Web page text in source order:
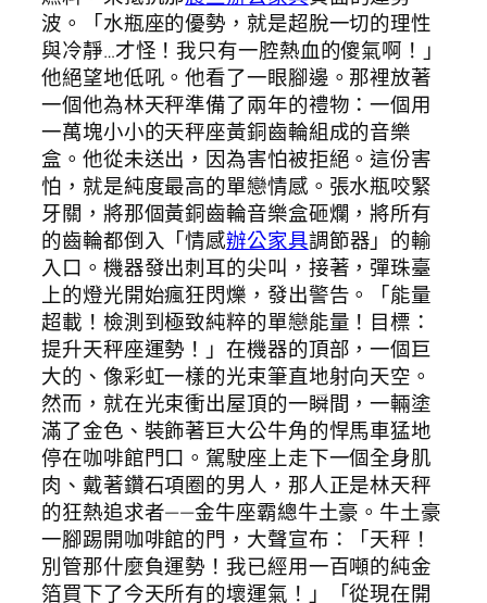
波。「水瓶座的優勢，就是超脫一切的理性
與冷靜…才怪！我只有一腔熱血的傻氣啊！」
他絕望地低吼。他看了一眼腳邊。那裡放著
一個他為林天秤準備了兩年的禮物：一個用
一萬塊小小的天秤座黃銅齒輪組成的音樂
盒。他從未送出，因為害怕被拒絕。這份害
怕，就是純度最高的單戀情感。張水瓶咬緊
牙關，將那個黃銅齒輪音樂盒砸爛，將所有
的齒輪都倒入「情感辦公家具調節器」的輸
入口。機器發出刺耳的尖叫，接著，彈珠臺
上的燈光開始瘋狂閃爍，發出警告。「能量
超載！檢測到極致純粹的單戀能量！目標：
提升天秤座運勢！」在機器的頂部，一個巨
大的、像彩虹一樣的光束筆直地射向天空。
然而，就在光束衝出屋頂的一瞬間，一輛塗
滿了金色、裝飾著巨大公牛角的悍馬車猛地
停在咖啡館門口。駕駛座上走下一個全身肌
肉、戴著鑽石項圈的男人，那人正是林天秤
的狂熱追求者——金牛座霸總牛土豪。牛土豪
一腳踢開咖啡館的門，大聲宣布：「天秤！
別管那什麼負運勢！我已經用一百噸的純金
箔買下了今天所有的壞運氣！」「從現在開